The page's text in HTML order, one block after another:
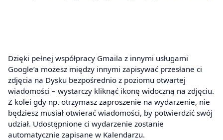
Dzięki pełnej współpracy Gmaila z innymi usługami
Google’a możesz między innymi zapisywać przesłane ci
zdjęcia na Dysku bezpośrednio z poziomu otwartej
wiadomości – wystarczy kliknąć ikonę widoczną na zdjęciu.
Z kolei gdy np. otrzymasz zaproszenie na wydarzenie, nie
będziesz musiał otwierać wiadomości, by potwierdzić swój
udział. Udostępnione ci wydarzenie zostanie
automatycznie zapisane w Kalendarzu.